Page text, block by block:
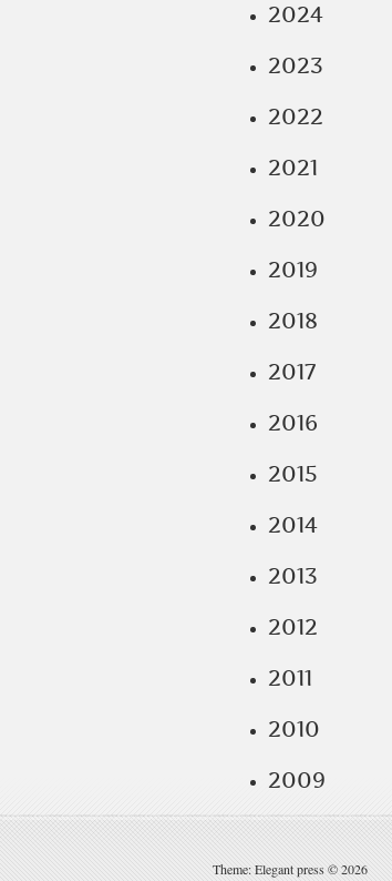
2024
2023
2022
2021
2020
2019
2018
2017
2016
2015
2014
2013
2012
2011
2010
2009
Theme: Elegant press © 2026